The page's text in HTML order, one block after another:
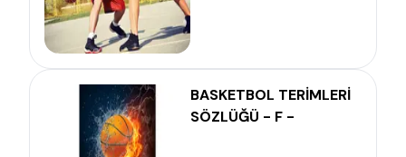
BASKETBOL TERİMLERİ
SÖZLÜĞÜ - F -